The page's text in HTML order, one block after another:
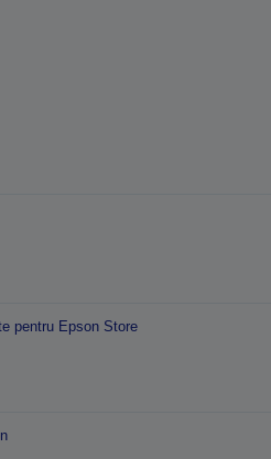
pentru Epson Store